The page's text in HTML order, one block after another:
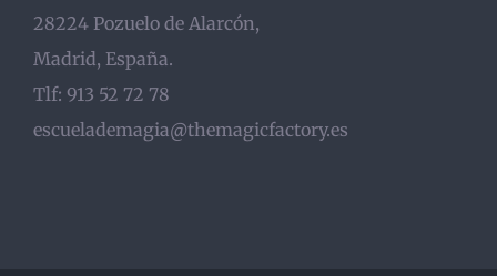
28224 Pozuelo de Alarcón,
Madrid, España.
Tlf: 913 52 72 78
escuelademagia@themagicfactory.es